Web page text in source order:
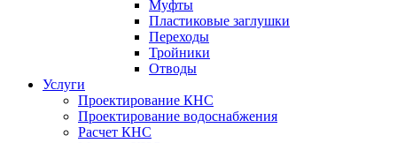
Муфты
Пластиковые заглушки
Переходы
Тройники
Отводы
Услуги
Проектирование КНС
Проектирование водоснабжения
Расчет КНС